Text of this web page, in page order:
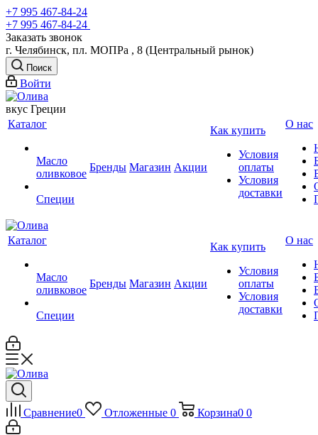
+7 995 467‑84‑24
+7 995 467‑84‑24
Заказать звонок
г. Челябинск, пл. МОПРа , 8 (Центральный рынок)
Поиск
Войти
вкус Греции
Каталог
Масло
оливковое
Специи
Бренды Магазин Акции
Как купить
Условия
оплаты
Условия
доставки
О нас
Каталог
Масло
оливковое
Специи
Бренды Магазин Акции
Как купить
Условия
оплаты
Условия
доставки
О нас
Сравнение0 Отложенные 0 Корзина0 0